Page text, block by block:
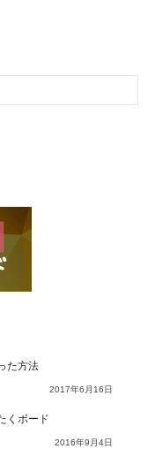
た方法
2017年6月16日
くボード
2016年9月4日